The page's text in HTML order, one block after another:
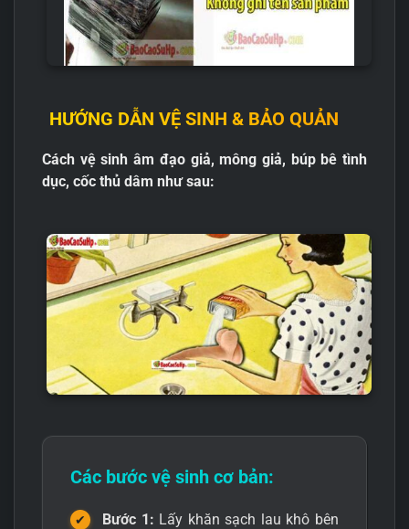
HƯỚNG DẪN VỆ SINH & BẢO QUẢN
Cách vệ sinh âm đạo giả, mông giả, búp bê tình
dục, cốc thủ dâm như sau:
Các bước vệ sinh cơ bản:
Bước 1: Lấy khăn sạch lau khô bên